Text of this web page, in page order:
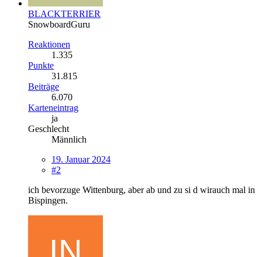
BLACKTERRIER
SnowboardGuru
Reaktionen
1.335
Punkte
31.815
Beiträge
6.070
Karteneintrag
ja
Geschlecht
Männlich
19. Januar 2024
#2
ich bevorzuge Wittenburg, aber ab und zu si d wirauch mal in
Bispingen.